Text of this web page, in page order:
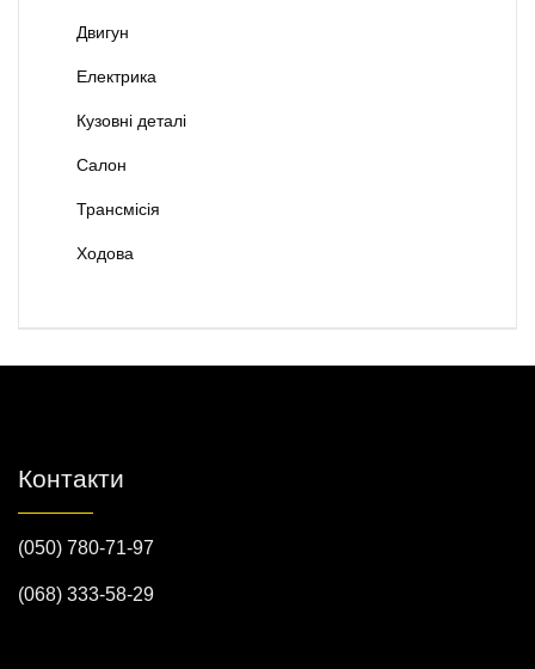
Двигун
Електрика
Кузовні деталі
Салон
Трансмісія
Ходова
Контакти
(050) 780-71-97
(068) 333-58-29